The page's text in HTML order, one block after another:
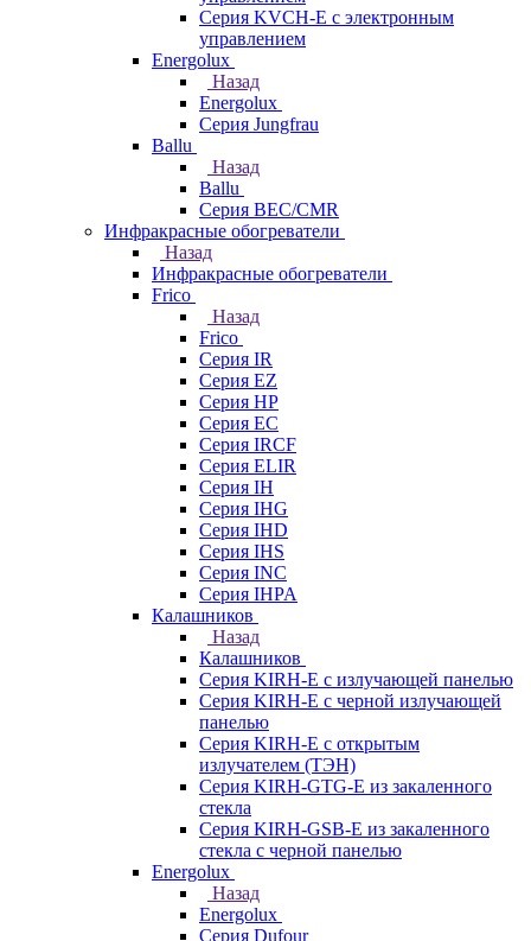
Серия KVCH-E с электронным
управлением
Energolux
Назад
Energolux
Серия Jungfrau
Ballu
Назад
Ballu
Серия BEC/CMR
Инфракрасные обогреватели
Назад
Инфракрасные обогреватели
Frico
Назад
Frico
Серия IR
Серия EZ
Серия HP
Серия EC
Серия IRCF
Серия ELIR
Серия IH
Серия IHG
Серия IHD
Серия IHS
Серия INC
Серия IHPA
Калашников
Назад
Калашников
Серия KIRH-E с излучающей панелью
Серия KIRH-E с черной излучающей
панелью
Серия KIRH-E с открытым
излучателем (ТЭН)
Серия KIRH-GTG-E из закаленного
стекла
Серия KIRH-GSB-E из закаленного
стекла с черной панелью
Energolux
Назад
Energolux
Серия Dufour